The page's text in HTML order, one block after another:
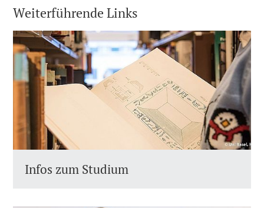
Weiterführende Links
Infos zum Studium